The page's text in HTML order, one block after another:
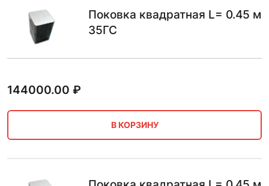
Поковка квадратная L= 0.45 м
35ГС
144000.00 ₽
В КОРЗИНУ